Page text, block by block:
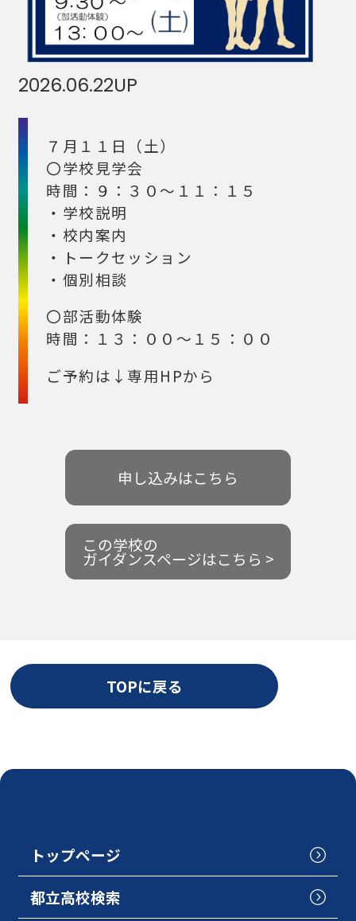
2026.06.22UP
７月１１日（土）
〇学校見学会
時間：９：３０～１１：１５
・学校説明
・校内案内
・トークセッション
・個別相談
〇部活動体験
時間：１３：００～１５：００
ご予約は↓専用HPから
申し込みはこちら
この学校の
ガイダンスページはこちら >
TOPに戻る
トップページ
都立高校検索